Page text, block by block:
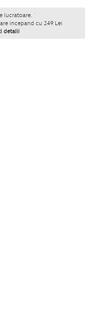
lucratoare. `
incepand cu 249 Lei
detalii